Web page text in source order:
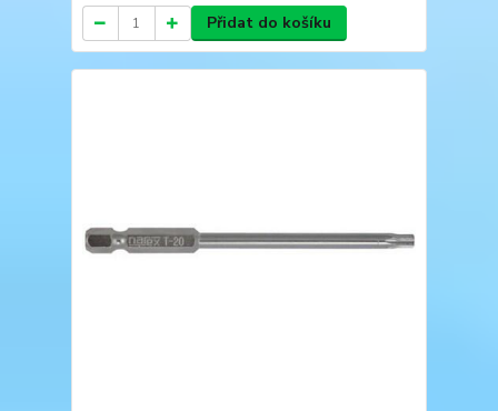
Přidat do košíku